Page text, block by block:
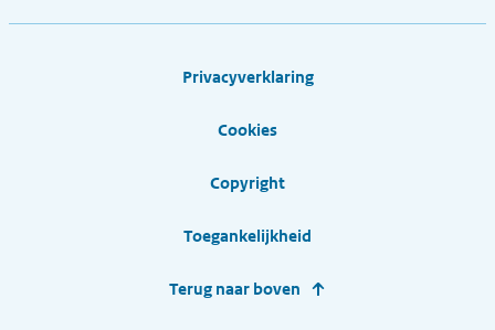
Privacyverklaring
Cookies
Copyright
Toegankelijkheid
Terug naar boven